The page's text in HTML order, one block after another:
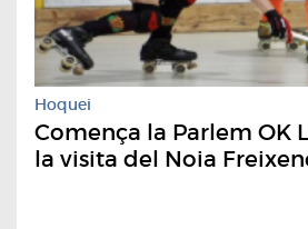
Hoquei
Comença la Parlem OK
la visita del Noia